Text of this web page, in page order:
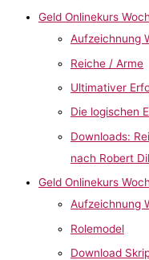
Geld Onlinekurs
Aufzeichnung
Reiche / Arme
Ultimativer
Die logischen
Downloads:
nach Robert
Geld Onlinekurs
Aufzeichnung
Rolemodel
Download